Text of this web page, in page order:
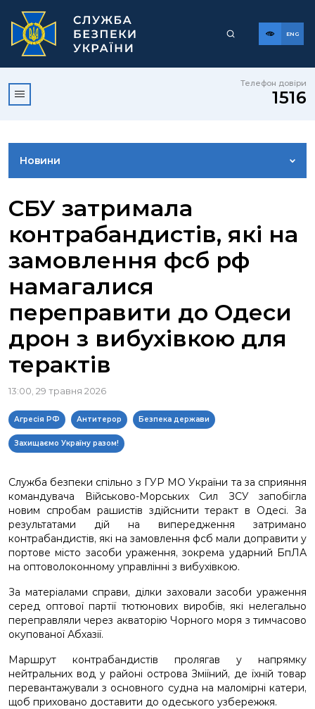
ENG
Телефон довіри
1516
Новини
ВІДЕОГАЛЕРЕЯ
КОНТАКТИ ПРЕСЦЕНТРУ
СБУ затримала
контрабандистів, які на
замовлення фсб рф
намагалися
переправити до Одеси
дрон з вибухівкою для
терактів
13:00, 29 травня 2026
Агресія РФ Антитерор Безпека держави
Захищаємо Україну разом!
Служба безпеки спільно з ГУР МО України та за сприяння
командувача Військово-Морських Сил ЗСУ запобігла
новим спробам рашистів здійснити теракт в Одесі. За
результатами дій на випередження затримано
контрабандистів, які на замовлення фсб мали доправити у
портове місто засоби ураження, зокрема ударний БпЛА
на оптоволоконному управлінні з вибухівкою.
За матеріалами справи, ділки заховали засоби ураження
серед оптової партії тютюнових виробів, які нелегально
переправляли через акваторію Чорного моря з тимчасово
окупованої Абхазії.
Маршрут контрабандистів пролягав у напрямку
нейтральних вод у районі острова Зміїний, де їхній товар
перевантажували з основного судна на маломірні катери,
щоб приховано доставити до одеського узбережжя.